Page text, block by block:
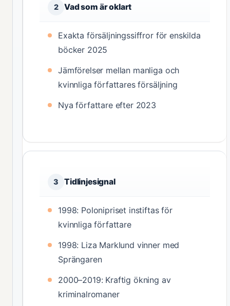
2 Vad som är oklart
Exakta försäljningssiffror för enskilda
böcker 2025
Jämförelser mellan manliga och
kvinnliga författares försäljning
Nya författare efter 2023
3 Tidlinjesignal
1998: Polonipriset instiftas för
kvinnliga författare
1998: Liza Marklund vinner med
Sprängaren
2000–2019: Kraftig ökning av
kriminalromaner